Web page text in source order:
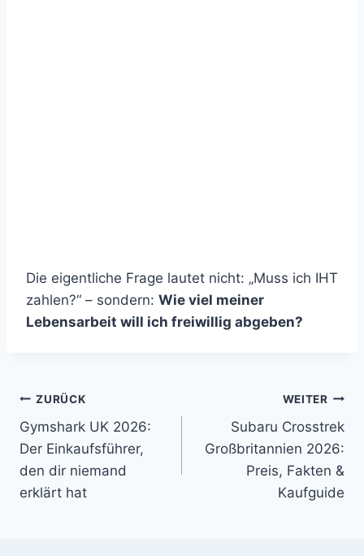
Die eigentliche Frage lautet nicht: „Muss ich IHT
zahlen?“ – sondern: Wie viel meiner
Lebensarbeit will ich freiwillig abgeben?
Beitragsnavigation
ZURÜCK
Gymshark UK 2026:
Der Einkaufsführer,
den dir niemand
erklärt hat
WEITER
Subaru Crosstrek
Großbritannien 2026:
Preis, Fakten &
Kaufguide